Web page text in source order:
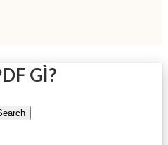
GÌ?